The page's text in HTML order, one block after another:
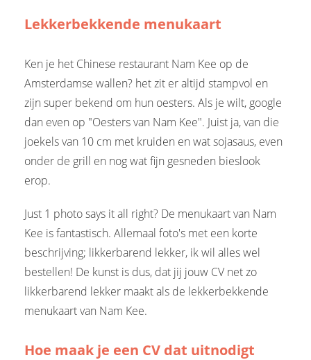
Lekkerbekkende menukaart
Ken je het Chinese restaurant Nam Kee op de
Amsterdamse wallen? het zit er altijd stampvol en
zijn super bekend om hun oesters. Als je wilt, google
dan even op "Oesters van Nam Kee". Juist ja, van die
joekels van 10 cm met kruiden en wat sojasaus, even
onder de grill en nog wat fijn gesneden bieslook
erop.
Just 1 photo says it all right? De menukaart van Nam
Kee is fantastisch. Allemaal foto's met een korte
beschrijving; likkerbarend lekker, ik wil alles wel
bestellen! De kunst is dus, dat jij jouw CV net zo
likkerbarend lekker maakt als de lekkerbekkende
menukaart van Nam Kee.
Hoe maak je een CV dat uitnodigt